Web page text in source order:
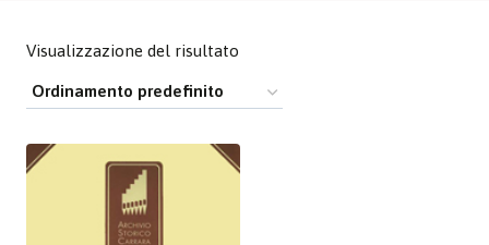
Visualizzazione del risultato